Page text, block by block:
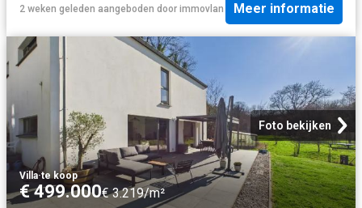
2 weken geleden aangeboden door immovlan Meer informatie
Foto bekijken
Villa·te koop
€ 499.000€ 3.219/m²